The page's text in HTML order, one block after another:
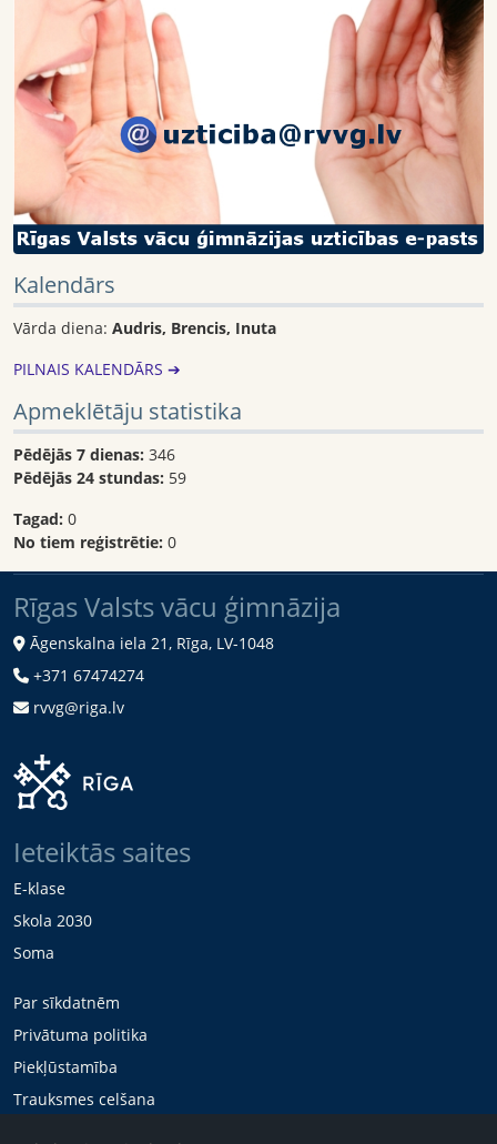
Kalendārs
Vārda diena: Audris, Brencis, Inuta
PILNAIS KALENDĀRS ➔
Apmeklētāju statistika
Pēdējās 7 dienas: 346
Pēdējās 24 stundas: 59
Tagad: 0
No tiem reģistrētie: 0
Rīgas Valsts vācu ģimnāzija
Āgenskalna iela 21, Rīga, LV-1048
+371 67474274
rvvg@riga.lv
Ieteiktās saites
E-klase
Skola 2030
Soma
Par sīkdatnēm
Privātuma politika
Piekļūstamība
Trauksmes celšana